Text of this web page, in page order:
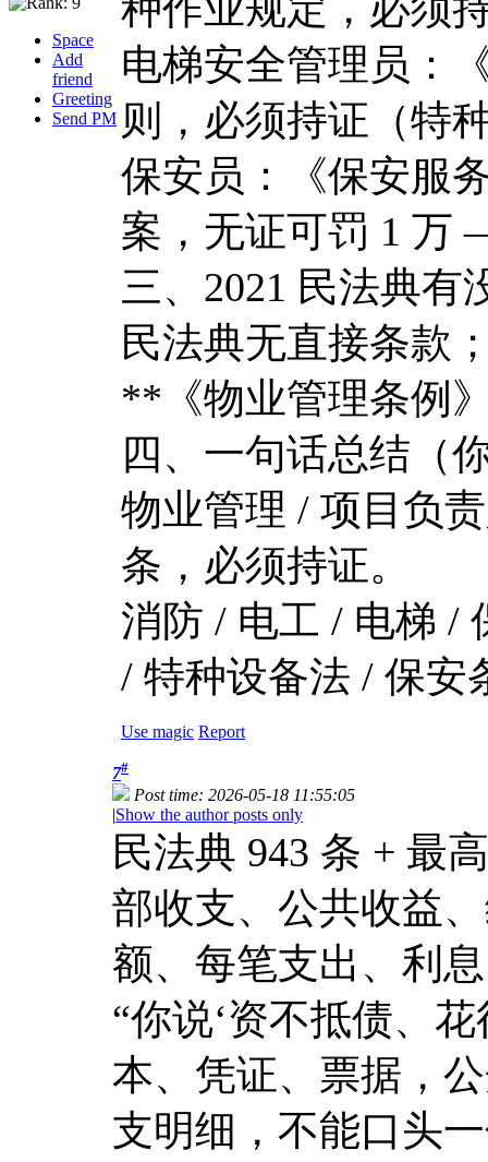
Space
Add
friend
Greeting
Send PM
电梯安全管理员：
则，必须持证（特
保安员：《保安服
案，无证可罚 1 万
三、2021 民法典有
民法典无直接条款
**《物业管理条例
四、一句话总结（
物业管理 / 项目负
条，必须持证。
消防 / 电工 / 电梯 /
/ 特种设备法 / 保安
Use magic Report
7#
Post time: 2026-05-18 11:55:05
|Show the author posts only
民法典 943 条 + 最
部收支、公共收益
额、每笔支出、利
“你说‘资不抵债、
本、凭证、票据，
支明细，不能口头